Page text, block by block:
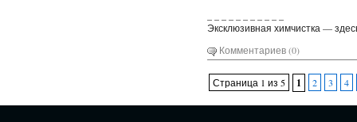
Эксклюзивная химчистка —
Комментариев (0)
Страница 1 из 5 1 2 3 4